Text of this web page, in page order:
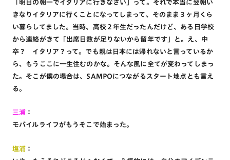
「明日の朝一でイタリアに行きなさい」って。それで本当に翌朝い
きなりイタリアに行くことになってしまって、そのまま３ヶ月くら
い暮らしてました。当時、高校２年生だったんだけど、ある日学校
から連絡がきて「出席日数が足りないから留年です」と。え、中
卒？ イタリア？って。でも親は日本には帰れないと言っているか
ら、もうここに一生住むのかな。そんな風に全てが変わってしまっ
た。そこが僕の場合は、SAMPOにつながるスタート地点とも言え
る。
三浦 ：
モバイルライフがもうそこで始まった。
塩浦 ：